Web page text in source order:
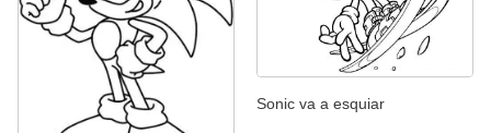
Sonic va a esquiar